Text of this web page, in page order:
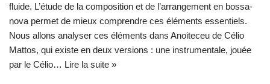
fluide. L’étude de la composition et de l’arrangement en bossa-
nova permet de mieux comprendre ces éléments essentiels.
Nous allons analyser ces éléments dans Anoiteceu de Célio
Mattos, qui existe en deux versions : une instrumentale, jouée
par le Célio… Lire la suite »